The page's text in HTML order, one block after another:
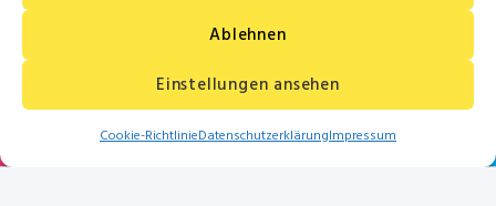
Ablehnen
Einstellungen ansehen
Cookie-RichtlinieDatenschutzerklärungImpressum
Copythek & Druckservice GmbH © 2026.